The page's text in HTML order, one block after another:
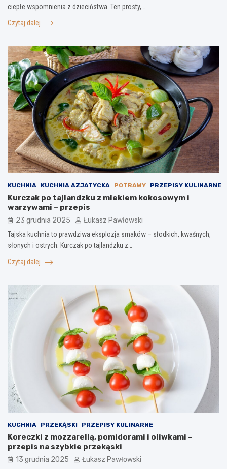
ciepłe wspomnienia z dzieciństwa. Ten prosty,…
Czytaj dalej
KUCHNIA KUCHNIA AZJATYCKA POTRAWY PRZEPISY KULINARNE
Kurczak po tajlandzku z mlekiem kokosowym i
warzywami – przepis
23 grudnia 2025 Łukasz Pawłowski
Tajska kuchnia to prawdziwa eksplozja smaków – słodkich, kwaśnych,
słonych i ostrych. Kurczak po tajlandzku z…
Czytaj dalej
KUCHNIA PRZEKĄSKI PRZEPISY KULINARNE
Koreczki z mozzarellą, pomidorami i oliwkami –
przepis na szybkie przekąski
13 grudnia 2025 Łukasz Pawłowski